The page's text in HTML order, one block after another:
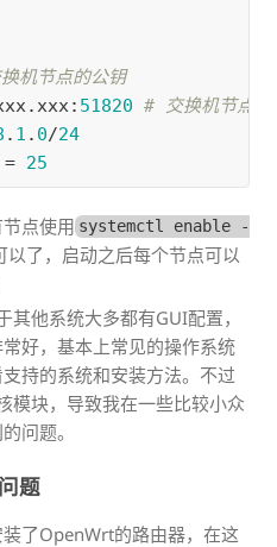
.xxx: 51820
. 1 . 0/24
= 25
点使用 systemctl enable -
以了，启动之后每个节点可以
他系统大多都有GUI配置，
好，基本上常见的操作系统
持的系统和安装方法。不过
模块，导致我在一些比较小众
问题。
题
了OpenWrt的路由器，在这